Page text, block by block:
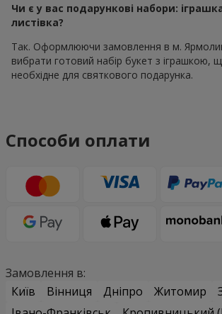
Чи є у вас подарункові набори:
листівка?
Так. Оформлюючи замовлення в м.
вибрати готовий набір букет з іграшкою,
необхідне для святкового подарунка.
Способи оплати
Замовлення в:
Київ
Вінниця Дніпро Житомир